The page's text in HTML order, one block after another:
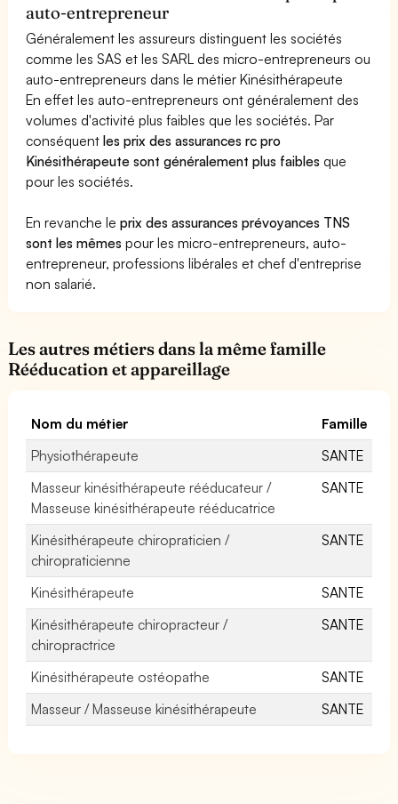
auto-entrepreneur
Généralement les assureurs distinguent les sociétés
comme les SAS et les SARL des micro-entrepreneurs ou
auto-entrepreneurs dans le métier Kinésithérapeute
En effet les auto-entrepreneurs ont généralement des
volumes d'activité plus faibles que les sociétés. Par
conséquentles prix des assurances rc pro
Kinésithérapeute sont généralement plus faibles que
pour les sociétés.
En revanche leprix des assurances prévoyances TNS
sont les mêmes pour les micro-entrepreneurs, auto-
entrepreneur, professions libérales et chef d'entreprise
non salarié.
Les autres métiers dans la même famille
Rééducation et appareillage
Nom du métier
Famille
Physiothérapeute
SANTE
Masseur kinésithérapeute rééducateur /
Masseuse kinésithérapeute rééducatrice
SANTE
Kinésithérapeute chiropraticien /
chiropraticienne
SANTE
Kinésithérapeute
SANTE
Kinésithérapeute chiropracteur /
chiropractrice
SANTE
Kinésithérapeute ostéopathe
SANTE
Masseur / Masseuse kinésithérapeute
SANTE